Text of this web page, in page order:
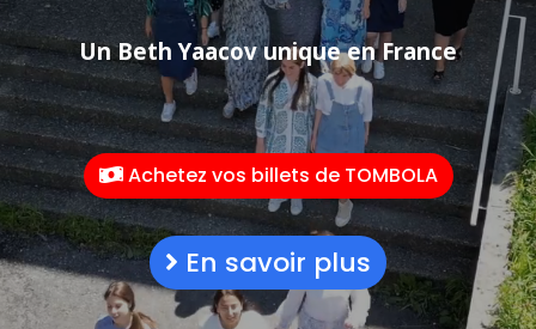
Un Beth Yaacov unique en France
Achetez vos billets de TOMBOLA
En savoir plus